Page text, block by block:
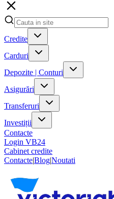
Credite
Carduri
Depozite | Conturi
Asigurări
Transferuri
Investiții
Contacte
Login VB24
Cabinet credite
Contacte|Blog|Noutati